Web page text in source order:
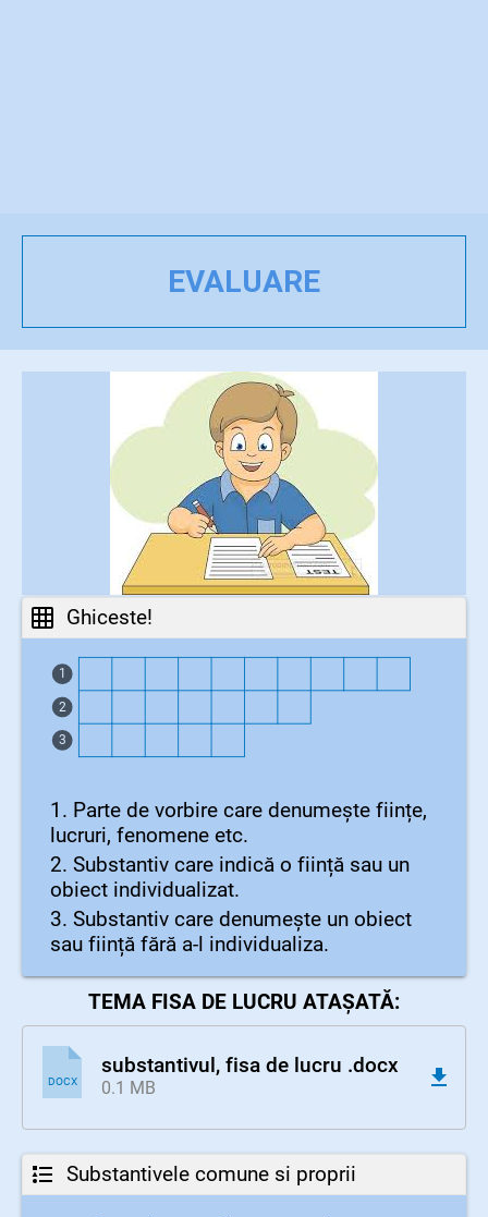
EVALUARE
Ghiceste!
1
2
3
1. Parte de vorbire care denumește ființe,
lucruri, fenomene etc.
2. Substantiv care indică o ființă sau un
obiect individualizat.
3. Substantiv care denumește un obiect
sau ființă fără a-l individualiza.
TEMA FISA DE LUCRU ATAȘATĂ:
DOCX
substantivul, fisa de lucru .docx
0.1 MB
Substantivele comune si proprii